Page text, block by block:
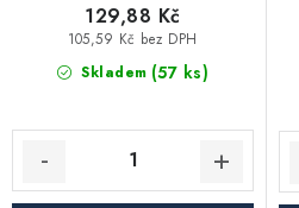
Skladem (57 ks)
105,59 Kč bez DPH
129,88 Kč